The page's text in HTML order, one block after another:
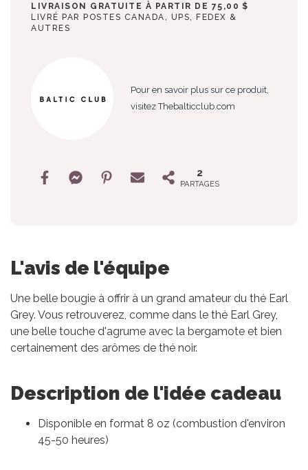
LIVRAISON GRATUITE À PARTIR DE 75,00 $
LIVRÉ PAR POSTES CANADA, UPS, FEDEX &
AUTRES
Pour en savoir plus sur ce produit,
visitez Thebalticclub.com
2
PARTAGES
L'avis de l'équipe
Une belle bougie à offrir à un grand amateur du thé Earl
Grey. Vous retrouverez, comme dans le thé Earl Grey,
une belle touche d'agrume avec la bergamote et bien
certainement des arômes de thé noir.
Description de l'idée cadeau
Disponible en format 8 oz (combustion d'environ
45-50 heures)